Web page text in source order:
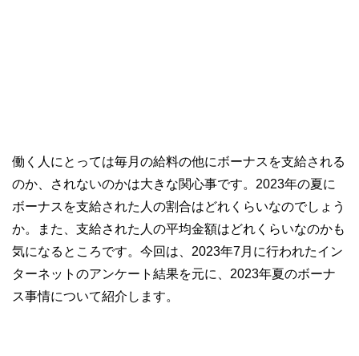
働く人にとっては毎月の給料の他にボーナスを支給される
のか、されないのかは大きな関心事です。2023年の夏に
ボーナスを支給された人の割合はどれくらいなのでしょう
か。また、支給された人の平均金額はどれくらいなのかも
気になるところです。今回は、2023年7月に行われたイン
ターネットのアンケート結果を元に、2023年夏のボーナ
ス事情について紹介します。